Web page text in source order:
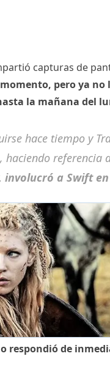
capturas de
pero ya no
la mañana del
hace tiempo y
haciendo referencia
involucró a Swift
respondió de